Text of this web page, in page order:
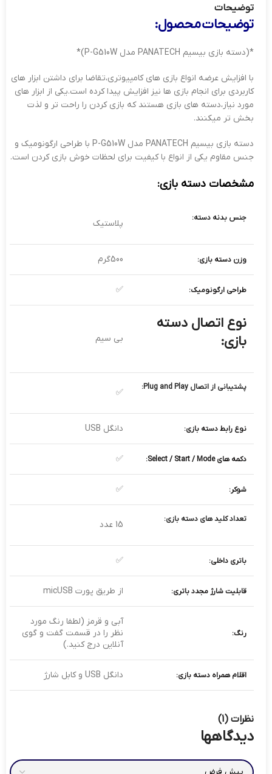
توضیحات
توضیحات محصول:
*(دسته بازی بیسیم PANATECH مدل P-G510W)*
با افزایش عرضه انواع بازی های کامپیوتری،تقاضا برای داشتن ابزار های
کاربردی برای انجام بازی ها نیز افزایش پیدا کرده است.یکی از ابزار های
مورد نیاز،دسته های بازی هستند که بازی کردن را راحت تر و لذت
بخش تر میکنند.
دسته بازی بیسیم PANATECH مدل P-G510W با طراحی ارگونومیک و
جنس مقاوم یکی از انواع با کیفیت برای لحظات خوش بازی کردن است.
مشخصات دسته بازی:
جنس بدنه دسته: پلاستیک
وزن دسته بازی: 500گرم
طراحی ارگونومیک: ✅
نوع اتصال دسته
بازی:
بی سیم
پشتیبانی از اتصال Plug and Play: ✅
نوع رابط دسته بازی: دانگل USB
دکمه های Select / Start / Mode: ✅
شوکر: ✅
تعداد کلید های دسته بازی: 15 عدد
باتری داخلی: ✅
قابلیت شارژ مجدد باتری: از طریق پورت micUSB
رنگ:
آبی و قرمز (لطفا رنگ مورد
نظر را در قسمت گفت و گوی
آنلاین درج کنید.)
اقلام همراه دسته بازی: دانگل USB و کابل شارژ
نظرات (1)
دیدگاهها